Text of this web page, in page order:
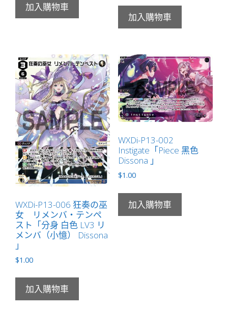
加入購物車
加入購物車
WXDi-P13-006 狂奏の巫
女 リメンバ・テンペ
スト「分身 白色 LV3 リ
メンバ（小憶） Dissona
」
$1.00
加入購物車
WXDi-P13-002
Instigate「Piece 黑色
Dissona 」
$1.00
加入購物車